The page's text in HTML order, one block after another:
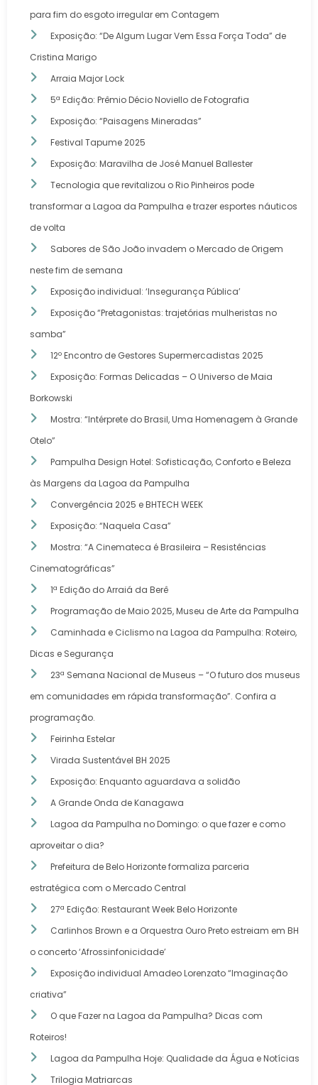
para fim do esgoto irregular em Contagem
Exposição: “De Algum Lugar Vem Essa Força Toda” de
Cristina Marigo
Arraia Major Lock
5ª Edição: Prêmio Décio Noviello de Fotografia
Exposição: “Paisagens Mineradas”
Festival Tapume 2025
Exposição: Maravilha de José Manuel Ballester
Tecnologia que revitalizou o Rio Pinheiros pode
transformar a Lagoa da Pampulha e trazer esportes náuticos
de volta
Sabores de São João invadem o Mercado de Origem
neste fim de semana
Exposição individual: ‘Insegurança Pública’
Exposição “Pretagonistas: trajetórias mulheristas no
samba”
12º Encontro de Gestores Supermercadistas 2025
Exposição: Formas Delicadas – O Universo de Maia
Borkowski
Mostra: “Intérprete do Brasil, Uma Homenagem à Grande
Otelo”
Pampulha Design Hotel: Sofisticação, Conforto e Beleza
às Margens da Lagoa da Pampulha
Convergência 2025 e BHTECH WEEK
Exposição: “Naquela Casa”
Mostra: “A Cinemateca é Brasileira – Resistências
Cinematográficas”
1ª Edição do Arraiá da Berê
Programação de Maio 2025, Museu de Arte da Pampulha
Caminhada e Ciclismo na Lagoa da Pampulha: Roteiro,
Dicas e Segurança
23ª Semana Nacional de Museus – “O futuro dos museus
em comunidades em rápida transformação”. Confira a
programação.
Feirinha Estelar
Virada Sustentável BH 2025
Exposição: Enquanto aguardava a solidão
A Grande Onda de Kanagawa
Lagoa da Pampulha no Domingo: o que fazer e como
aproveitar o dia?
Prefeitura de Belo Horizonte formaliza parceria
estratégica com o Mercado Central
27ª Edição: Restaurant Week Belo Horizonte
Carlinhos Brown e a Orquestra Ouro Preto estreiam em BH
o concerto ‘Afrossinfonicidade’
Exposição individual Amadeo Lorenzato “Imaginação
criativa”
O que Fazer na Lagoa da Pampulha? Dicas com
Roteiros!
Lagoa da Pampulha Hoje: Qualidade da Água e Notícias
Trilogia Matriarcas